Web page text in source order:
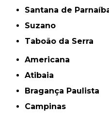
Santana de
Suzano
Taboão da Serra
Americana
Atibaia
Bragança Paulista
Campinas